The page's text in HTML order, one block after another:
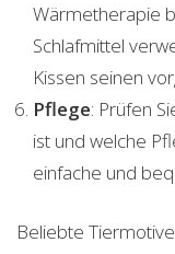
Wärmetherapie
Schlafmittel
Kissen seinen
Pflege: Prüfen
ist und welche
einfache und
Beliebte